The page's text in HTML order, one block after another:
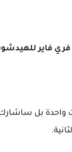
فري فاير
بل ساشارك مع